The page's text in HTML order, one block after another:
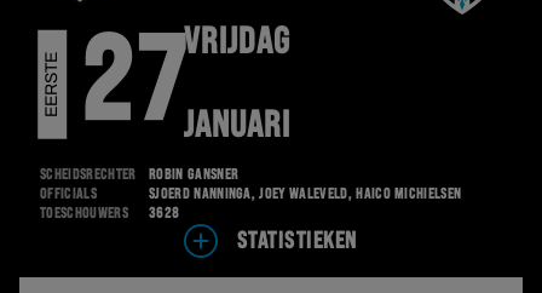
E
E
R
S
T
E
D
I
V
I
S
I E27VRIJDAG
JANUARI
Scheidsrechter
Robin Gansner
Officials
Sjoerd Nanninga, Joey Waleveld, Haico Michielsen
Toeschouwers
3628
STATISTIEKEN